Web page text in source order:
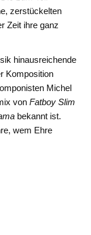
zerstückelten
Zeit ihre ganz
hinausreichende
Komposition
Michel
von Fatboy Slim
bekannt ist.
wem Ehre